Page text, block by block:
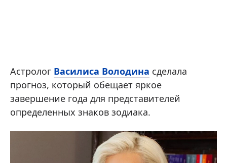
Астролог Василиса Володина сделала
прогноз, который обещает яркое
завершение года для представителей
определенных знаков зодиака.